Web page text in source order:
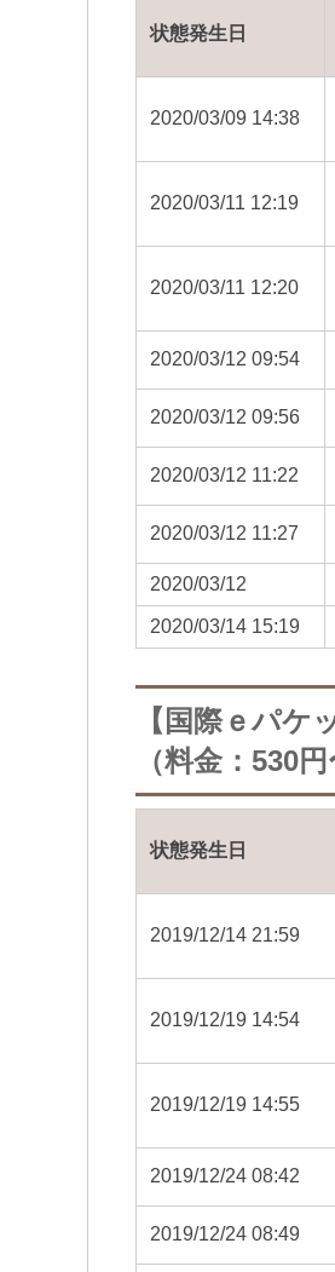
状態発生日
2020/03/09 14:38
2020/03/11 12:19
2020/03/11 12:20
2020/03/12 09:54
2020/03/12 09:56
2020/03/12 11:22
2020/03/12 11:27
2020/03/12
2020/03/14 15:19
【国際ｅパケ
（料金：530円
状態発生日
2019/12/14 21:59
2019/12/19 14:54
2019/12/19 14:55
2019/12/24 08:42
2019/12/24 08:49